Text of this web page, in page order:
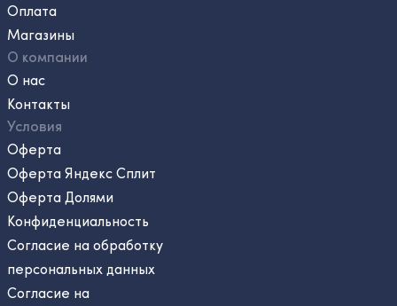
Оплата
Магазины
О компании
О нас
Контакты
Условия
Оферта
Оферта Яндекс Сплит
Оферта Долями
Конфиденциальность
Согласие на обработку
персональных данных
Согласие на